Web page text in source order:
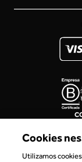
Cookies
Utilizamos